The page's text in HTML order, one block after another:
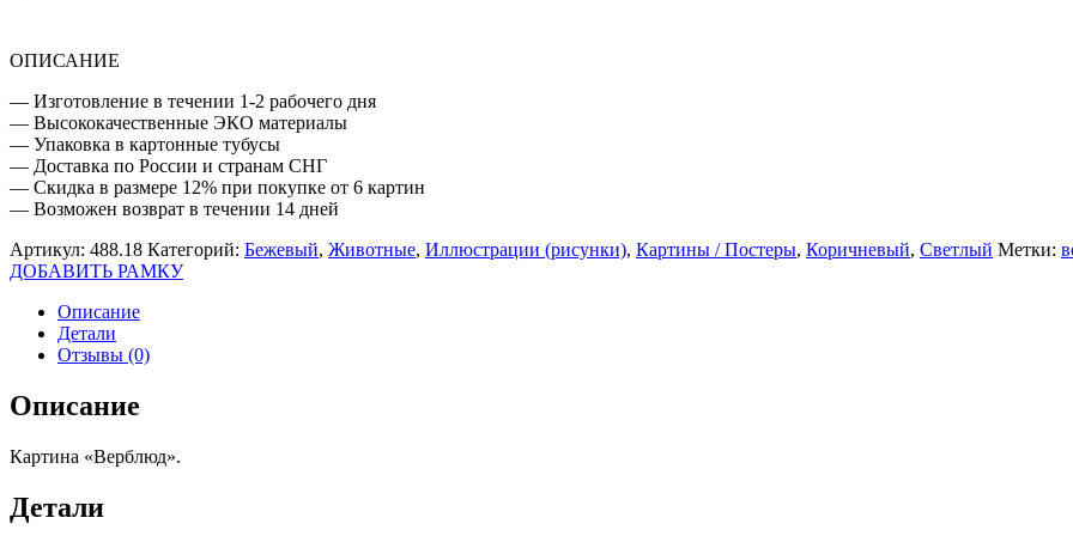
ОПИСАНИЕ
— Изготовление в течении 1-2 рабочего дня
— Высококачественные ЭКО материалы
— Упаковка в картонные тубусы
— Доставка по России и странам СНГ
— Скидка в размере 12% при покупке от 6 картин
— Возможен возврат в течении 14 дней
Артикул: 488.18 Категорий: Бежевый, Животные, Иллюстрации (рисунки), Картины / Постеры, Коричневый, Светлый Метки:
ДОБАВИТЬ РАМКУ
Описание
Детали
Отзывы (0)
Описание
Картина «Верблюд».
Детали